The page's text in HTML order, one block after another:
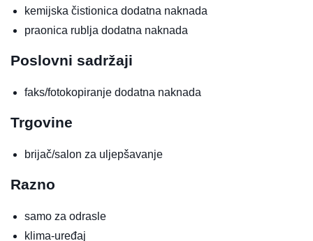
kemijska čistionica dodatna naknada
praonica rublja dodatna naknada
Poslovni sadržaji
faks/fotokopiranje dodatna naknada
Trgovine
brijač/salon za uljepšavanje
Razno
samo za odrasle
klima-uređaj